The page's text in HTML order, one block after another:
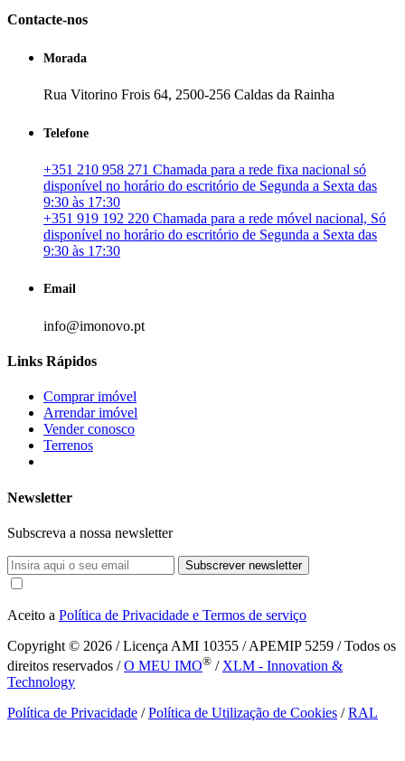
Contacte-nos
Morada
Rua Vitorino Frois 64, 2500-256 Caldas da Rainha
Telefone
+351 210 958 271 Chamada para a rede fixa nacional só
disponível no horário do escritório de Segunda a Sexta das
9:30 às 17:30
+351 919 192 220 Chamada para a rede móvel nacional, Só
disponível no horário do escritório de Segunda a Sexta das
9:30 às 17:30
Email
info@imonovo.pt
Links Rápidos
Comprar imóvel
Arrendar imóvel
Vender conosco
Terrenos
Newsletter
Subscreva a nossa newsletter
Subscrever newsletter
Aceito a Política de Privacidade e Termos de serviço
Copyright © 2026 / Licença AMI 10355 / APEMIP 5259 / Todos os
direitos reservados /O MEU IMO® / XLM - Innovation &
Technology
Política de Privacidade /Política de Utilização de Cookies /RAL